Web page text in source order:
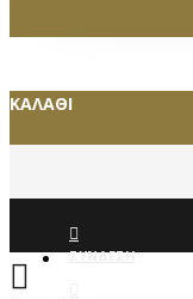
ΚΑΛΆΘΙ
ΣΎΝΔΕΣΗ